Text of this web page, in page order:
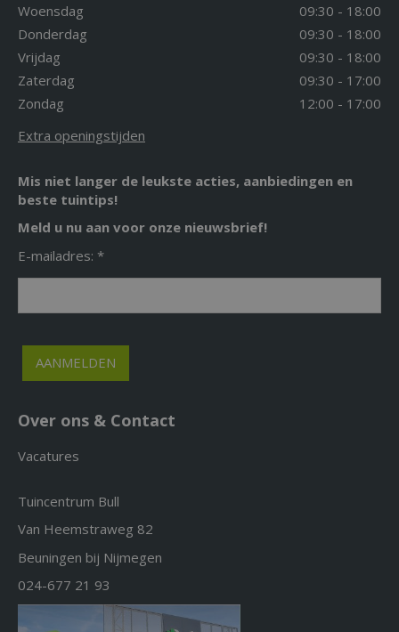
Woensdag
09:30 - 18:00
Donderdag
09:30 - 18:00
Vrijdag
09:30 - 18:00
Zaterdag
09:30 - 17:00
Zondag
12:00 - 17:00
Extra openingstijden
Mis niet langer de leukste acties, aanbiedingen en
beste tuintips!
Meld u nu aan voor onze nieuwsbrief!
E-mailadres: *
Over ons & Contact
Vacatures
Tuincentrum Bull
Van Heemstraweg 82
Beuningen bij Nijmegen
024-677 21 93